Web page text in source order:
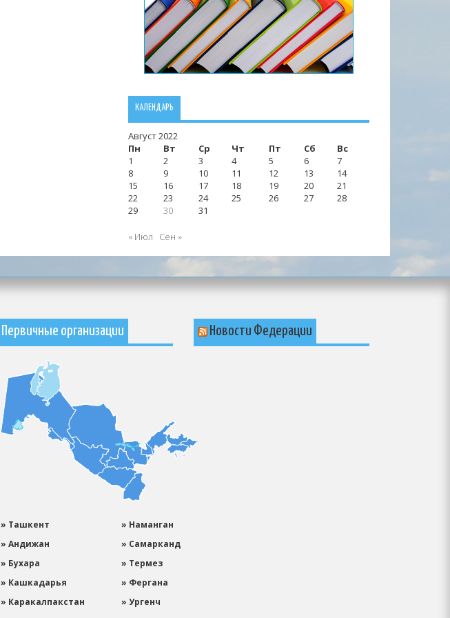
КАЛЕНДАРЬ
Август 2022
Пн
Вт Ср Чт Пт Сб
Вс
1
2 3 4 5 6
7
8
9 10 11 12 13
14
15
16 17 18 19 20
21
22
23 24 25 26 27
28
29
30 31
« Июл Сен »
Первичные организации
» Ташкент
» Андижан
» Бухара
» Кашкадарья
» Каракалпакстан
» Наманган
» Самарканд
» Термез
» Фергана
» Ургенч
Новости Федерации